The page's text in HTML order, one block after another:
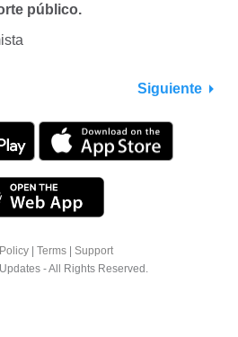
público.
Siguiente
| Terms | Support
- All Rights Reserved.